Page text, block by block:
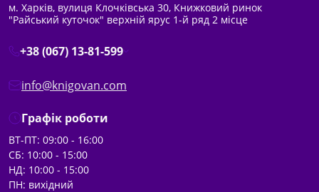
м. Харків, вулиця Клочківська 30, Книжковий ринок
"Райський куточок" верхній ярус 1-й ряд 2 місце
+38 (067) 13-81-599
info@knigovan.com
Графік роботи
ВТ-ПТ: 09:00 - 16:00
СБ: 10:00 - 15:00
НД: 10:00 - 15:00
ПН: вихідний